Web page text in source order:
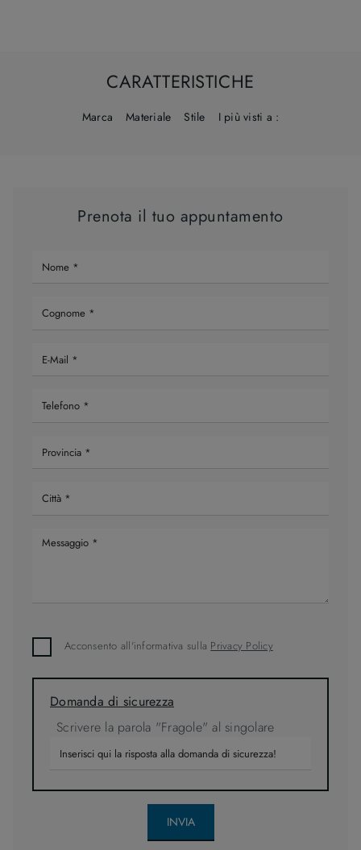
CARATTERISTICHE
Marca Materiale Stile I più visti a :
Prenota il tuo appuntamento
Acconsento all'informativa sulla Privacy Policy
Domanda di sicurezza
Scrivere la parola "Fragole" al singolare
INVIA